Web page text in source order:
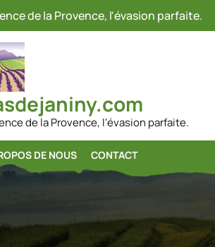
de la Provence, l'évasion parfaite.
de la Provence, l'évasion parfaite.
DE NOUS CONTACT